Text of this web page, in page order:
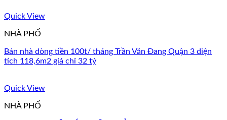
Quick View
NHÀ PHỐ
Bán nhà dòng tiền 100t/ tháng Trần Văn Đang Quận 3 diện
tích 118,6m2 giá chỉ 32 tỷ
Quick View
NHÀ PHỐ